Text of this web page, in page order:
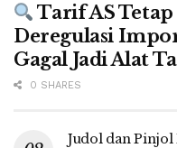
Tarif AS Tetap
Deregulasi
Gagal Jadi Alat
0 SHARES
Judol dan Pinjol